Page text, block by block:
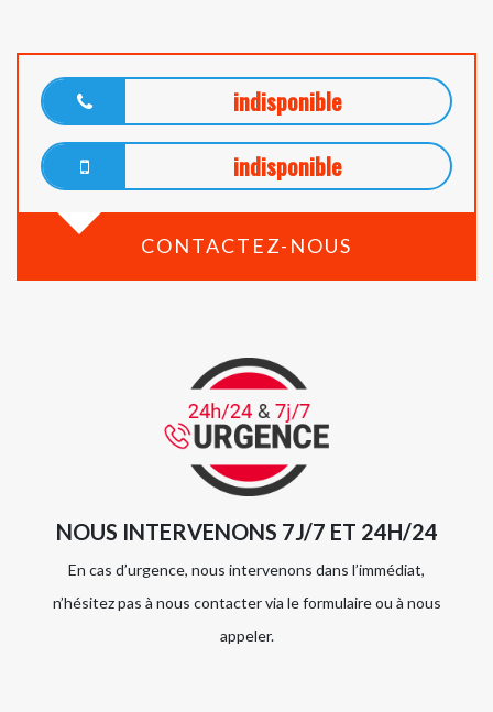
indisponible
indisponible
CONTACTEZ-NOUS
NOUS INTERVENONS 7J/7 ET 24H/24
En cas d’urgence, nous intervenons dans l’immédiat,
n’hésitez pas à nous contacter via le formulaire ou à nous
appeler.